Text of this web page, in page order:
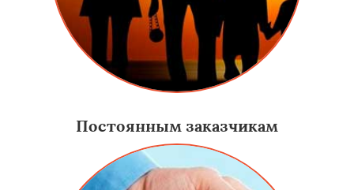
Постоянным заказчикам